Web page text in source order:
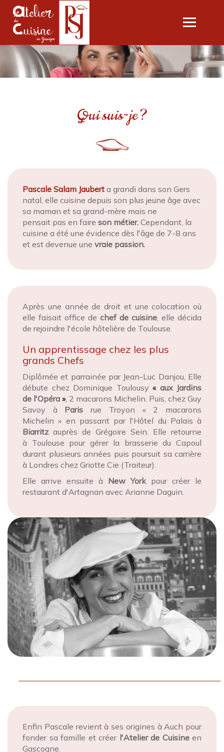
Ouvrir
menu
L'ATELIER
CARTE CADEAU
CONTACT
Qui suis-je ?
Pascale Salam Jaubert a grandi dans son Gers
natal, elle cuisine depuis son plus jeune âge avec
sa maman et sa grand-mère mais ne
pensait pas en faire son métier. Cependant, la
cuisine a été une évidence dès l'âge de 7-8 ans
et est devenue une vraie passion.
Après une année de droit et une colocation où
elle faisait office de chef de cuisine, elle décida
de rejoindre l'école hôtelière de Toulouse.
Un apprentissage chez les plus
grands Chefs
Diplômée et parrainée par Jean-Luc Danjou, Elle
débute chez Dominique Toulousy « aux Jardins
de l'Opéra », 2 macarons Michelin. Puis, chez Guy
Savoy à Parisrue Troyon « 2 macarons
Michelin » en passant par l'Hôtel du Palais à
Biarritzauprès de Grégoire Sein. Elle retourne
à Toulouse pour gérer la brasserie du Capoul
durant plusieurs années puis poursuit sa carrière
à Londres chez Griotte Cie (Traiteur).
Elle arrive ensuite à New Yorkpour créer le
restaurant d'Artagnan avec Arianne Daguin.
Enfin Pascale revient à ses origines à Auch pour
fonder sa famille et créer l'Atelier de Cuisineen
Gascogne.